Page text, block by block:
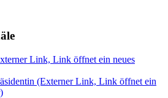
Link, Link öffnet ein neues
(Externer Link, Link öffnet ein